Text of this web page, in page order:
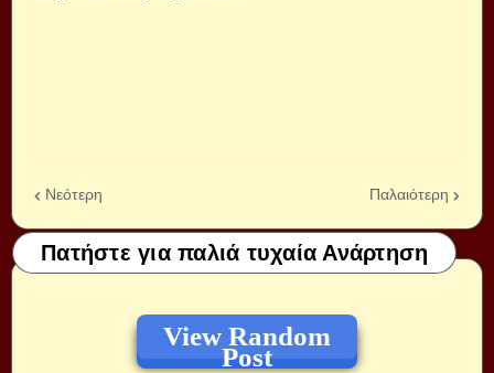
Νεότερη Παλαιότερη
Πατήστε για παλιά τυχαία Ανάρτηση
View Random
Post